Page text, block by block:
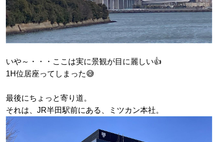
いや～・・・ここは実に景観が目に麗しい👍
1H位居座ってしまった😅
最後にちょっと寄り道。
それは、JR半田駅前にある、ミツカン本社。